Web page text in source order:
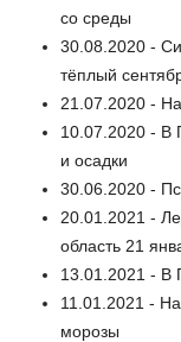
со среды
30.08.2020 -
тёплый
21.07.2020 -
10.07.2020 - В
и осадки
30.06.2020 -
20.01.2021 -
область 21
13.01.2021 - В
11.01.2021 -
морозы